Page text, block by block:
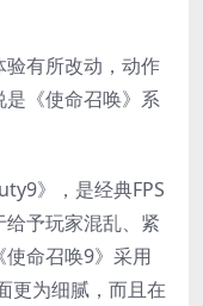
有所改动，动作
《使命召唤》系
》，是经典FPS
予玩家混乱、紧
命召唤9》采用
更为细腻，而且在